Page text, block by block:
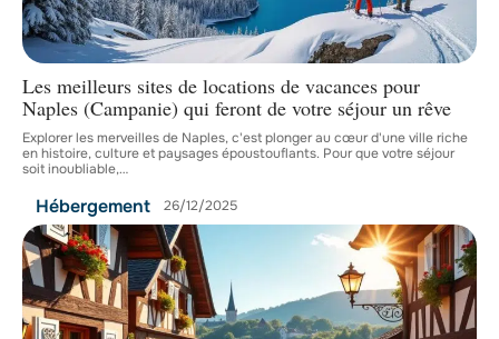
Les meilleurs sites de locations de vacances pour
Naples (Campanie) qui feront de votre séjour un rêve
Explorer les merveilles de Naples, c'est plonger au cœur d'une ville riche
en histoire, culture et paysages époustouflants. Pour que votre séjour
soit inoubliable,…
Hébergement 26/12/2025